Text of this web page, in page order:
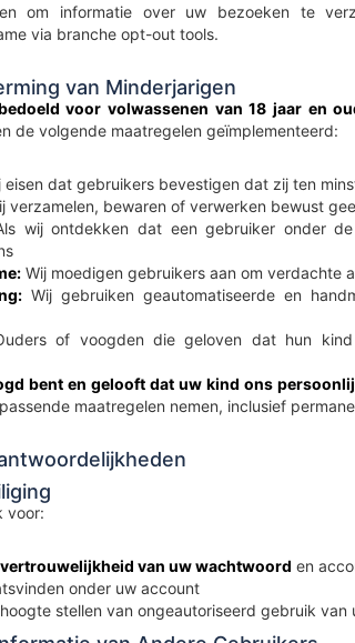
om informatie over uw bezoeken te
via branche opt-out tools.
van Minderjarigen
voor volwassenen van 18 jaar en
de volgende maatregelen geïmplementeerd:
eisen dat gebruikers bevestigen dat zij ten
verzamelen, bewaren of verwerken bewust
wij ontdekken dat een gebruiker onder
Wij moedigen gebruikers aan om verdachte
Wij gebruiken geautomatiseerde en
of voogden die geloven dat hun
bent en gelooft dat uw kind ons
maatregelen nemen, inclusief
voor:
vertrouwelijkheid van uw wachtwoord en
onder uw account
stellen van ongeautoriseerd gebruik van